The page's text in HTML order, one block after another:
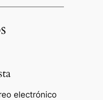
electrónico